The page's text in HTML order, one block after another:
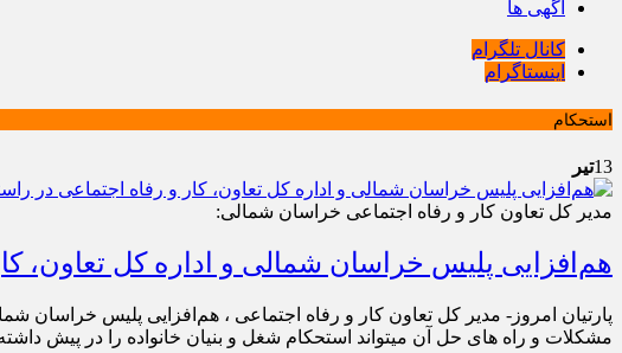
آگهی ها
کانال تلگرام
اینستاگرام
استحکام
13تیر
مدیر کل تعاون کار و رفاه اجتماعی خراسان شمالی:
هم‌افزایی پلیس خراسان شمالی و اداره کل تعاون،
پارتیان امروز- مدیر کل تعاون کار و رفاه اجتماعی ، هم‌افزایی پلیس خراسان
مشکلات و راه های حل آن میتواند استحکام شغل و بنیان خانواده را در پیش